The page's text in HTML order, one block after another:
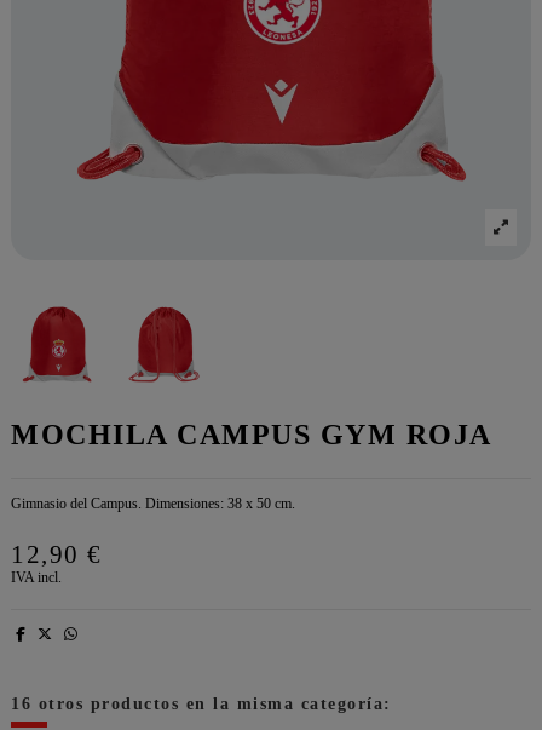
MOCHILA CAMPUS GYM ROJA
Gimnasio del Campus. Dimensiones: 38 x 50 cm.
12,90 €
IVA incl.
16 otros productos en la misma categoría: